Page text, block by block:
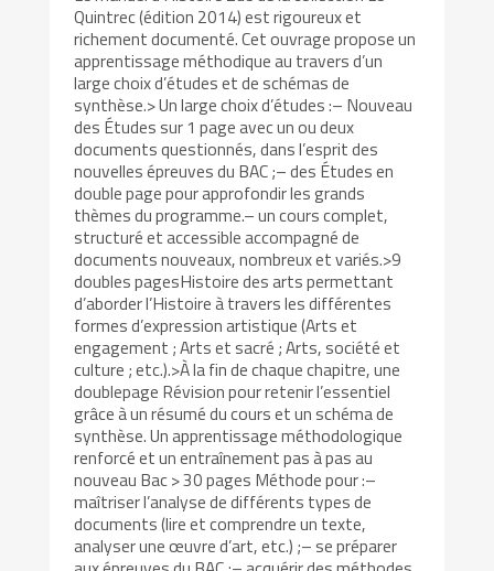
Quintrec (édition 2014) est rigoureux et
richement documenté. Cet ouvrage propose un
apprentissage méthodique au travers d’un
large choix d’études et de schémas de
synthèse.> Un large choix d’études :– Nouveau
des Études sur 1 page avec un ou deux
documents questionnés, dans l’esprit des
nouvelles épreuves du BAC ;– des Études en
double page pour approfondir les grands
thèmes du programme.– un cours complet,
structuré et accessible accompagné de
documents nouveaux, nombreux et variés.>9
doubles pagesHistoire des arts permettant
d’aborder l’Histoire à travers les différentes
formes d’expression artistique (Arts et
engagement ; Arts et sacré ; Arts, société et
culture ; etc.).>À la fin de chaque chapitre, une
doublepage Révision pour retenir l’essentiel
grâce à un résumé du cours et un schéma de
synthèse. Un apprentissage méthodologique
renforcé et un entraînement pas à pas au
nouveau Bac > 30 pages Méthode pour :–
maîtriser l’analyse de différents types de
documents (lire et comprendre un texte,
analyser une œuvre d’art, etc.) ;– se préparer